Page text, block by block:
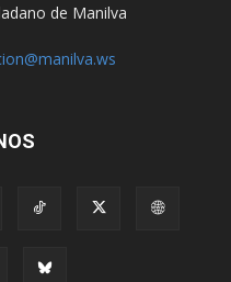
de Manilva